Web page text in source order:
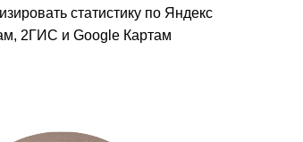
статистику по Яндекс
2ГИС и Google Картам